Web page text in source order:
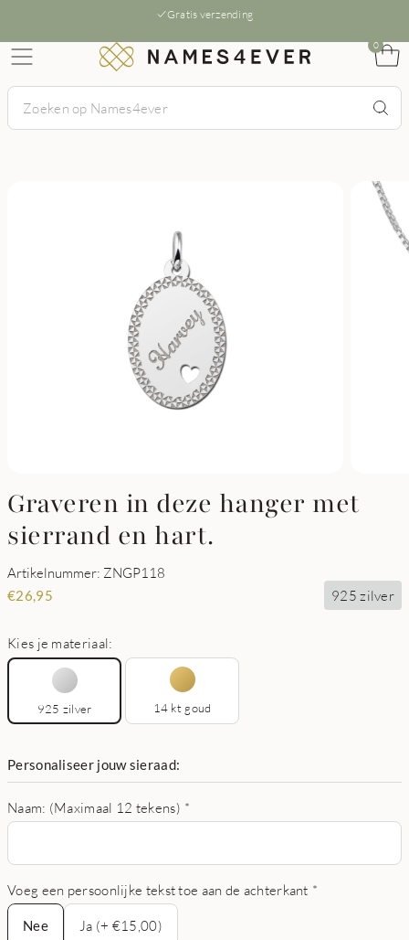
Gratis verzending
0
Graveren in deze hanger met
sierrand en hart.
Artikelnummer: ZNGP118
€26,95 925 zilver
Kies je materiaal:
925 zilver 14 kt goud
Personaliseer jouw sieraad:
Naam: (Maximaal 12 tekens) *
Voeg een persoonlijke tekst toe aan de achterkant *
Nee
Nee
Ja (+ €15,00)